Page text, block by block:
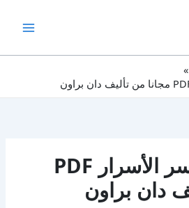
تحميل كتاب سر الأسرار PDF
دان براون